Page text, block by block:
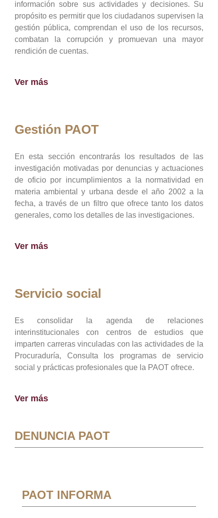
información sobre sus actividades y decisiones. Su
propósito es permitir que los ciudadanos supervisen la
gestión pública, comprendan el uso de los recursos,
combatan la corrupción y promuevan una mayor
rendición de cuentas.
Ver más
Gestión PAOT
En esta sección encontrarás los resultados de las
investigación motivadas por denuncias y actuaciones
de oficio por incumplimientos a la normatividad en
materia ambiental y urbana desde el año 2002 a la
fecha, a través de un filtro que ofrece tanto los datos
generales, como los detalles de las investigaciones.
Ver más
Servicio social
Es consolidar la agenda de relaciones
interinstitucionales con centros de estudios que
imparten carreras vinculadas con las actividades de la
Procuraduría, Consulta los programas de servicio
social y prácticas profesionales que la PAOT ofrece.
Ver más
DENUNCIA PAOT
PAOT INFORMA